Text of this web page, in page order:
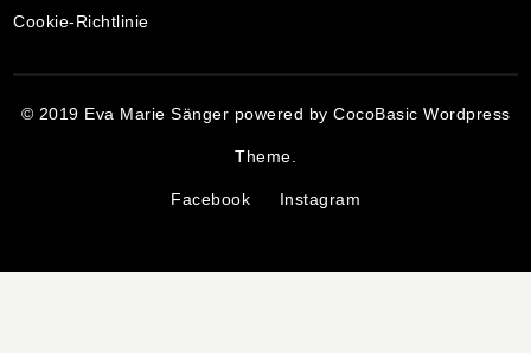
Cookie-Richtlinie
© 2019 Eva Marie Sänger powered by CocoBasic Wordpress
Theme.
Facebook Instagram